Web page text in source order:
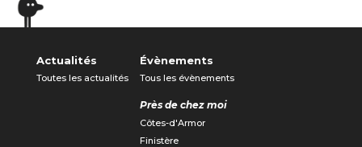
Actualités
Toutes les actualités
Évènements
Tous les évènements
Près de chez moi
Côtes-d'Armor
Finistère